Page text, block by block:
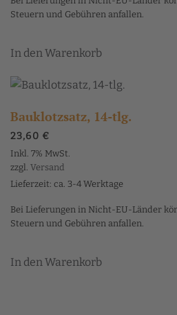
Steuern und Gebühren anfallen.
In den Warenkorb
Bauklotzsatz, 14-tlg.
23,60 €
Inkl. 7% MwSt.
zzgl. Versand
Lieferzeit: ca. 3-4 Werktage
Bei Lieferungen in Nicht-EU-Länder
Steuern und Gebühren anfallen.
In den Warenkorb